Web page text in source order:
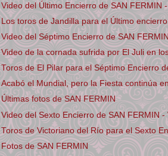
Video del Último Encierro de SAN FERMIN
Los toros de Jandilla para el Último
Video del Séptimo Encierro de SAN
Video de la cornada sufrida por El Juli en
Toros de El Pilar para el Séptimo Encierro
Acabó el Mundial, pero la Fiesta continúa
Últimas fotos de SAN FERMIN
Video del Sexto Encierro de SAN FERMIN -
Toros de Victoriano del Río para el Sexto
Fotos de SAN FERMIN